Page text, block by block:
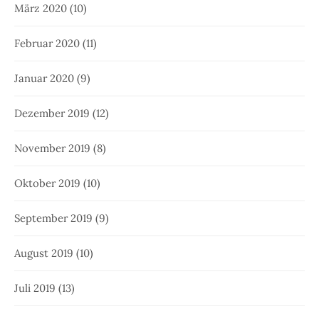
März 2020 (10)
Februar 2020 (11)
Januar 2020 (9)
Dezember 2019 (12)
November 2019 (8)
Oktober 2019 (10)
September 2019 (9)
August 2019 (10)
Juli 2019 (13)